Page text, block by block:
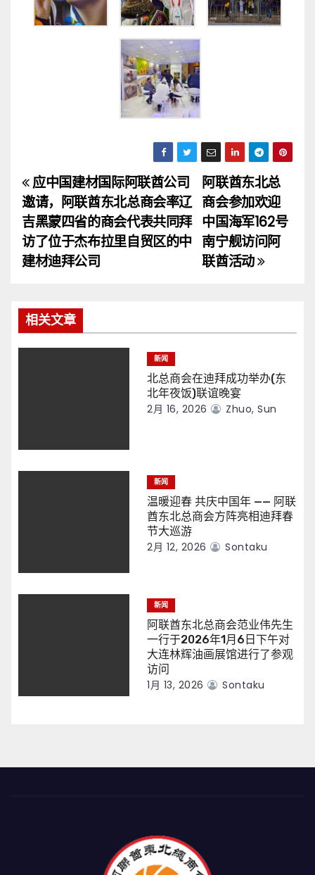
文
章
导
阿联酋东北总
商会参加欢迎
中国海军162号
南宁舰访问阿
联酋活动
应中国建材国际阿联酋公司
邀请，阿联酋东北总商会率辽
吉黑蒙四省的商会代表共同拜
访了位于杰布拉里自贸区的中
建材迪拜公司
相关文章
新闻
北总商会在迪拜成功举办(东
北年夜饭)联谊晚宴
2月 16, 2026 Zhuo, Sun
新闻
温暖迎春 共庆中国年 —— 阿联
酋东北总商会方阵亮相迪拜春
节大巡游
2月 12, 2026 Sontaku
新闻
阿联酋东北总商会范业伟先生
一行于2026年1月6日下午对
大连林辉油画展馆进行了参观
访问
1月 13, 2026 Sontaku